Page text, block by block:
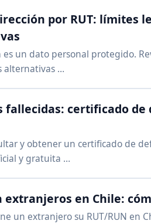
por RUT: límites
es un dato personal protegido.
alternativas …
fallecidas: certificado de
y obtener un certificado de
y gratuita …
extranjeros en Chile:
un extranjero su RUT/RUN en